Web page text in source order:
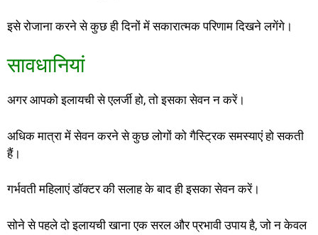
इसे रोजाना करने से कुछ ही दिनों में सकारात्मक परिणाम दिखने लगेंगे।
सावधानियां
अगर आपको इलायची से एलर्जी हो, तो इसका सेवन न करें।
अधिक मात्रा में सेवन करने से कुछ लोगों को गैस्ट्रिक समस्याएं हो सकती
हैं।
गर्भवती महिलाएं डॉक्टर की सलाह के बाद ही इसका सेवन करें।
सोने से पहले दो इलायची खाना एक सरल और प्रभावी उपाय है, जो न केवल